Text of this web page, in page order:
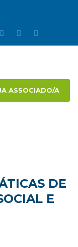
ASSOCIADO/A
DE
E